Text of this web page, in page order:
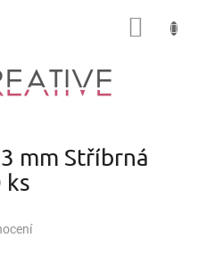
mm Stříbrná
ks